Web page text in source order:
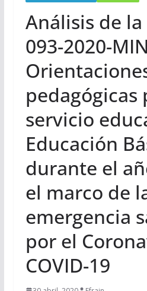
Análisis de la
093-2020-
pedagógicas
servicio
Educación
durante el
el marco de
emergencia
por el
COVID-19